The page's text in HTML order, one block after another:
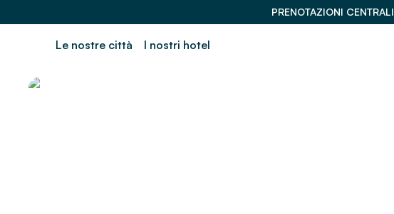
PRENOTAZIONI CENTRALI
Le nostre città I nostri hotel